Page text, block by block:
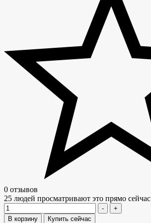
0 отзывов
25 людей просматривают это прямо сейчас
Количество
-
+
В корзину
Купить сейчас